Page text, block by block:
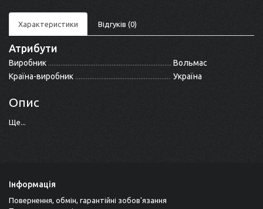
Характеристики Відгуків (0)
Атрибути
Виробник
Вольмас
Країна-виробник
Україна
Опис
Ще...
Інформація
Повернення, обмін, гарантійні зобов'язання